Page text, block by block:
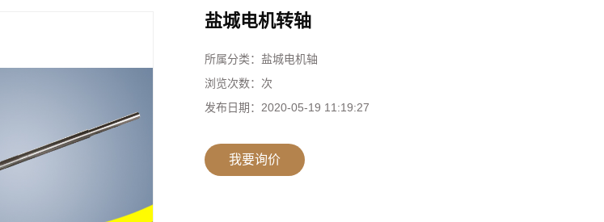
盐城电机转轴
所属分类： 盐城电机轴
浏览次数： 次
发布日期： 2020-05-19 11:19:27
我要询价